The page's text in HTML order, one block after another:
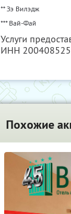
** Зэ Вилэдж
*** Вай-Фай
Услуги
ИНН
Похожие